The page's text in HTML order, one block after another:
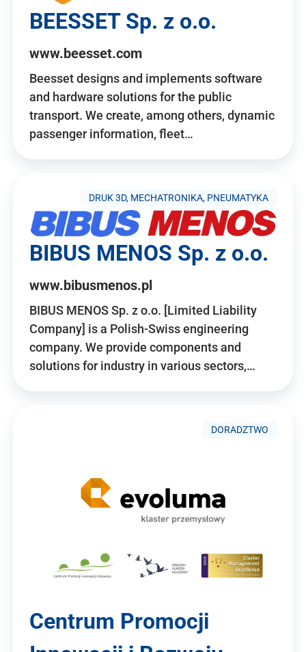
BEESSET Sp. z o.o.
www.beesset.com
Beesset designs and implements software
and hardware solutions for the public
transport. We create, among others, dynamic
passenger information, fleet…
DRUK 3D, MECHATRONIKA, PNEUMATYKA
BIBUS MENOS Sp. z o.o.
www.bibusmenos.pl
BIBUS MENOS Sp. z o.o. [Limited Liability
Company] is a Polish-Swiss engineering
company. We provide components and
solutions for industry in various sectors,…
DORADZTWO
Centrum Promocji